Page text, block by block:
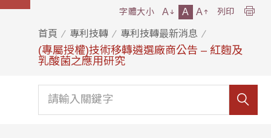
首頁 專利技轉 專利技轉最新消息
(專屬授權)技術移轉遴選廠商公告 – 紅麴及
乳酸菌之應用研究
字體大小 A A A 列印